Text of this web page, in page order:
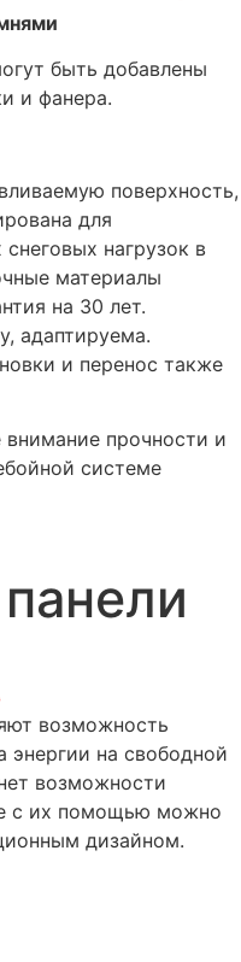
быть добавлены
и фанера.
поверхность,
для
нагрузок в
материалы
на 30 лет.
адаптируема.
и перенос также
прочности и
системе
возможность
энергии на свободной
возможности
с их помощью можно
дизайном.